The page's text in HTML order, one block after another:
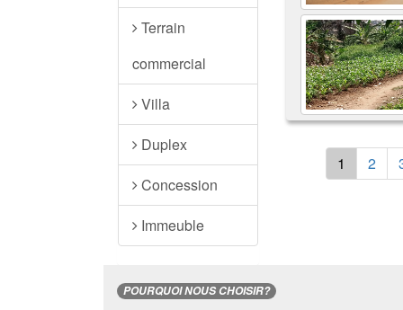
Terrain
commercial
Villa
Duplex
Concession
Immeuble
1 2
POURQUOI NOUS CHOISIR?